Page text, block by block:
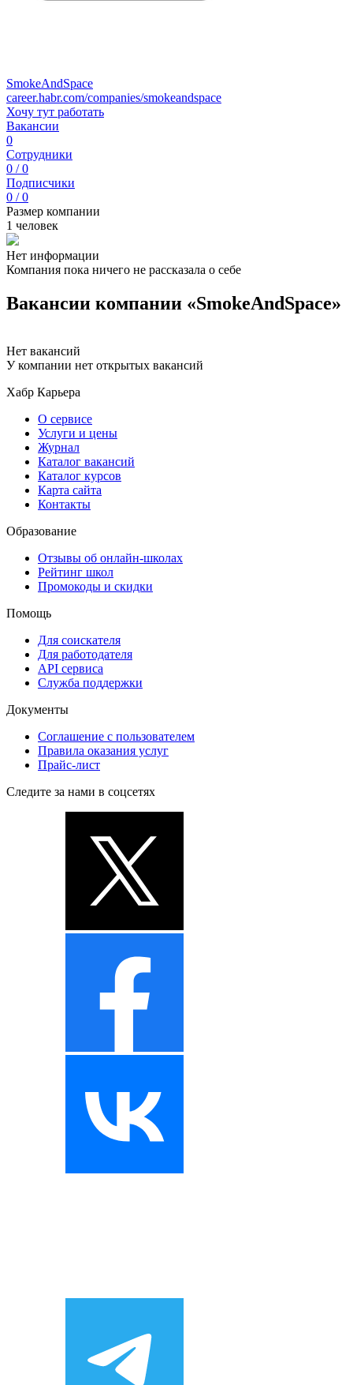
SmokeAndSpace
career.habr.com/companies/smokeandspace
Хочу тут работать
Вакансии
0
Сотрудники
0 / 0
Подписчики
0 / 0
Размер компании
1 человек
Нет информации
Компания пока ничего не рассказала о себе
Вакансии компании «SmokeAndSpace»
Нет вакансий
У компании нет открытых вакансий
Хабр Карьера
О сервисе
Услуги и цены
Журнал
Каталог вакансий
Каталог курсов
Карта сайта
Контакты
Образование
Отзывы об онлайн-школах
Рейтинг школ
Промокоды и скидки
Помощь
Для соискателя
Для работодателя
API сервиса
Служба поддержки
Документы
Соглашение с пользователем
Правила оказания услуг
Прайс-лист
Следите за нами в соцсетях